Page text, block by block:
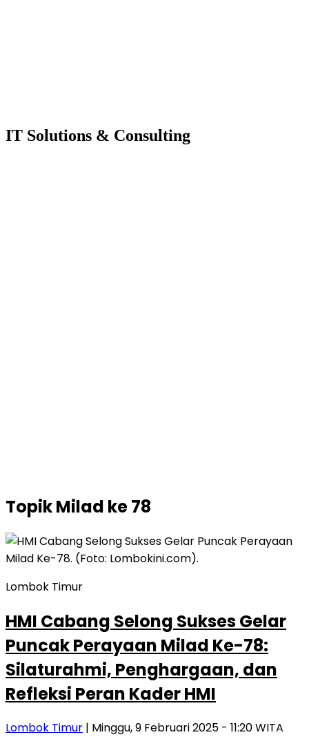
IT Solutions & Consulting
TopikMilad ke 78
Lombok Timur
HMI Cabang Selong Sukses Gelar
Puncak Perayaan Milad Ke-78:
Silaturahmi, Penghargaan, dan
Refleksi Peran Kader HMI
Lombok Timur | Minggu, 9 Februari 2025 - 11:20 WITA